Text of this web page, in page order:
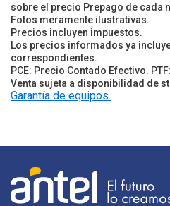
sobre el precio Prepago de cada
Fotos meramente ilustrativas.
Precios incluyen impuestos.
Los precios informados ya
correspondientes.
PCE: Precio Contado Efectivo.
Venta sujeta a disponibilidad de
Garantía de equipos.